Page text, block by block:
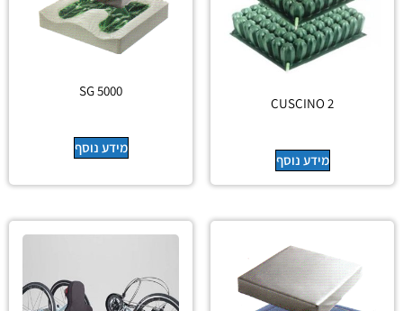
CUSCINO 2
מידע נוסף
SG 5000
מידע נוסף